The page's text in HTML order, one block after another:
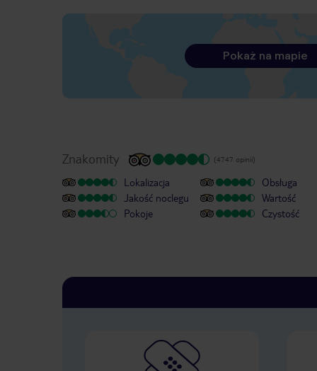
Pokaż na mapie
Znakomity (4747 opinii)
Lokalizacja
Jakość noclegu
Pokoje
Obsługa
Wartość
Czystość